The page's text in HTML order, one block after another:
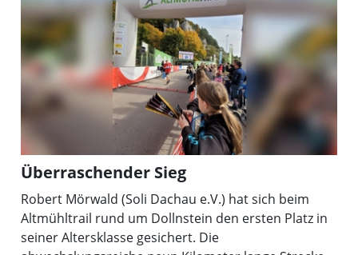
Überraschender Sieg
Robert Mörwald (Soli Dachau e.V.) hat sich beim
Altmühltrail rund um Dollnstein den ersten Platz in
seiner Altersklasse gesichert. Die